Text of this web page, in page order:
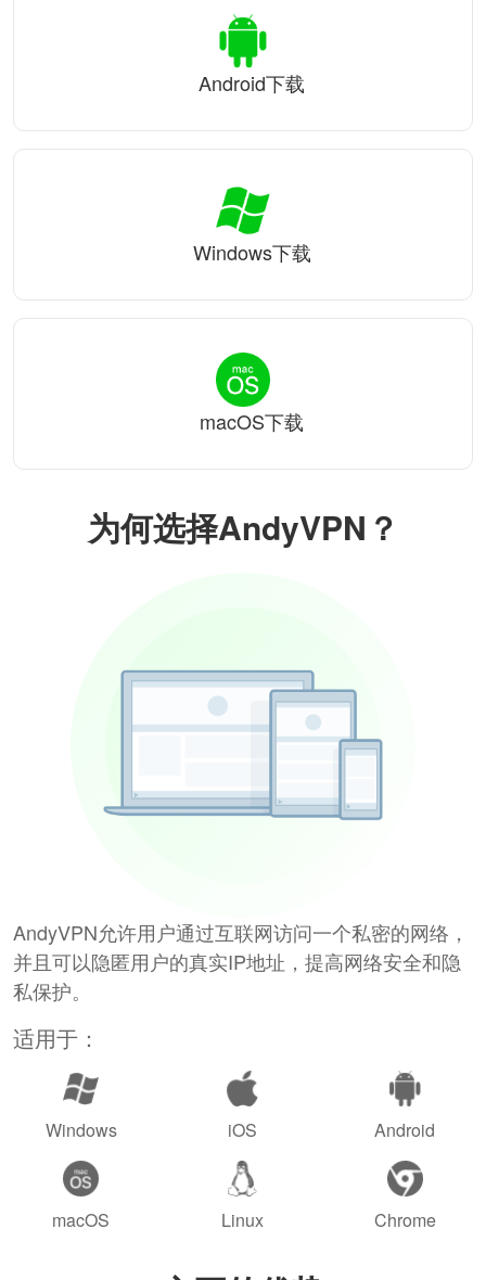
为何选择AndyVPN？
AndyVPN允许用户通过互联网访问一个私密的网络，
并且可以隐匿用户的真实IP地址，提高网络安全和隐
私保护。
适用于：
Windows iOS Android
macOS Linux Chrome
Android下载
Windows下载
macOS下载